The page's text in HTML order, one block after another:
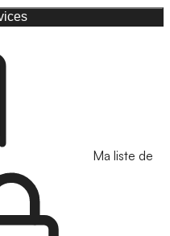
Ma liste de